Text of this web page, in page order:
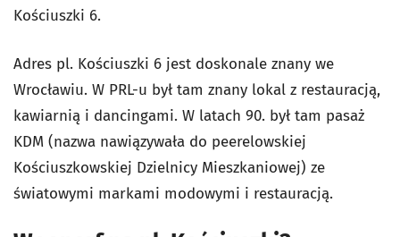
Kościuszki 6.
Adres pl. Kościuszki 6 jest doskonale znany we
Wrocławiu. W PRL-u był tam znany lokal z restauracją,
kawiarnią i dancingami. W latach 90. był tam pasaż
KDM (nazwa nawiązywała do peerelowskiej
Kościuszkowskiej Dzielnicy Mieszkaniowej) ze
światowymi markami modowymi i restauracją.